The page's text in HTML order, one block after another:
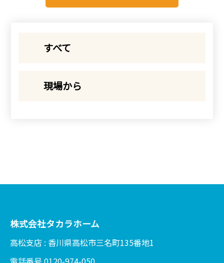
すべて
現場から
株式会社タカラホーム
高松支店 : 香川県高松市三名町135番地1